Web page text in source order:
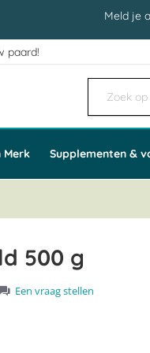
Meld je
paard!
Merk Supplementen &
500 g
Een vraag stellen